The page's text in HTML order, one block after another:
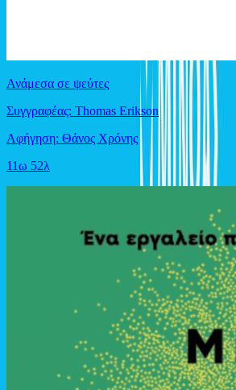
Ανάμεσα σε ψεύτες
Συγγραφέας: Thomas Erikson
Αφήγηση: Θάνος Χρόνης
11ω 52λ